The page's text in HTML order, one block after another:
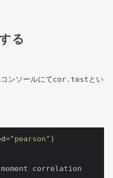
る
コンソールにてcor.testとい
"pearson" )